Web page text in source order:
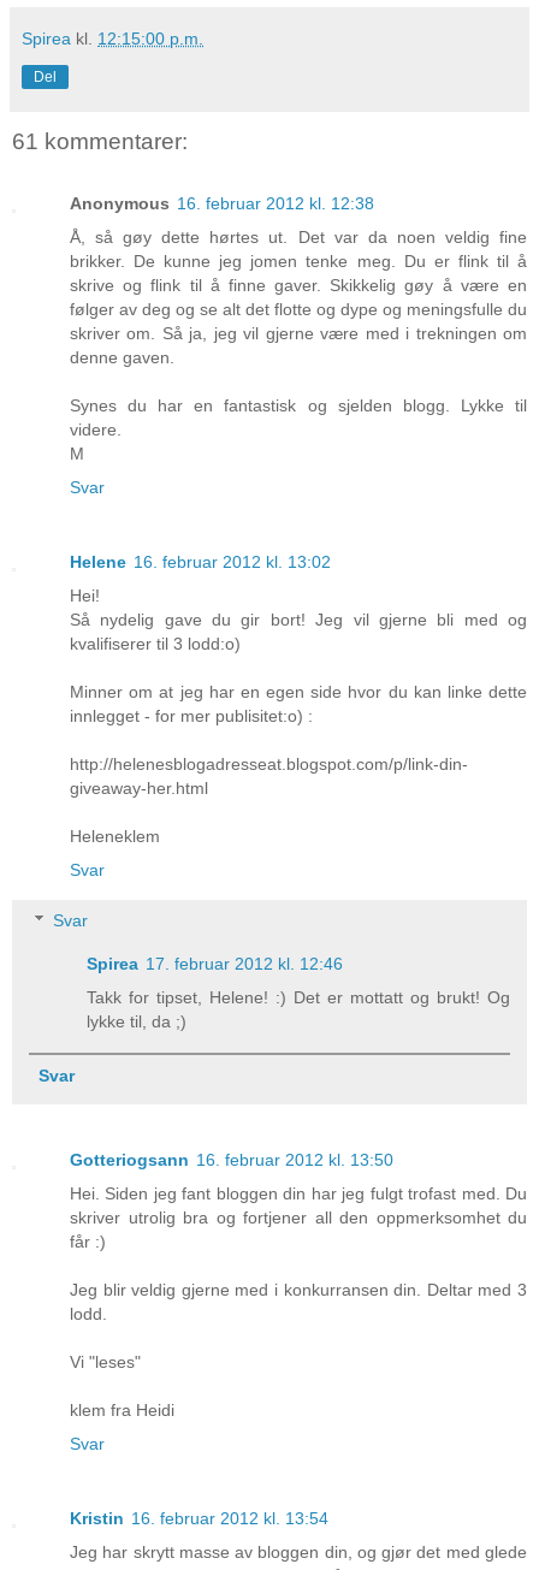
Spirea kl. 12:15:00 p.m.
Del
61 kommentarer:
Anonymous 16. februar 2012 kl. 12:38
Å, så gøy dette hørtes ut. Det var da noen veldig fine
brikker. De kunne jeg jomen tenke meg. Du er flink til å
skrive og flink til å finne gaver. Skikkelig gøy å være en
følger av deg og se alt det flotte og dype og meningsfulle du
skriver om. Så ja, jeg vil gjerne være med i trekningen om
denne gaven.
Synes du har en fantastisk og sjelden blogg. Lykke til
videre.
M
Svar
Helene 16. februar 2012 kl. 13:02
Hei!
Så nydelig gave du gir bort! Jeg vil gjerne bli med og
kvalifiserer til 3 lodd:o)
Minner om at jeg har en egen side hvor du kan linke dette
innlegget - for mer publisitet:o) :
http://helenesblogadresseat.blogspot.com/p/link-din-
giveaway-her.html
Heleneklem
Svar
Svar
Spirea 17. februar 2012 kl. 12:46
Takk for tipset, Helene! :) Det er mottatt og brukt! Og
lykke til, da ;)
Svar
Gotteriogsann 16. februar 2012 kl. 13:50
Hei. Siden jeg fant bloggen din har jeg fulgt trofast med. Du
skriver utrolig bra og fortjener all den oppmerksomhet du
får :)
Jeg blir veldig gjerne med i konkurransen din. Deltar med 3
lodd.
Vi "leses"
klem fra Heidi
Svar
Kristin 16. februar 2012 kl. 13:54
Jeg har skrytt masse av bloggen din, og gjør det med glede